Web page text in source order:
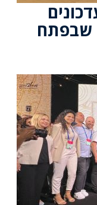
שבפתח